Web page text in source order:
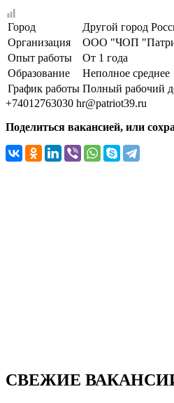
Город
Другой город
Организация
ООО "ЧОП
Опыт работы
От 1 года
Образование
Неполное среднее
График работы Полный рабочий
+74012763030 hr@patriot39.ru
Поделиться вакансией, или
СВЕЖИЕ ВАКАНСИИ